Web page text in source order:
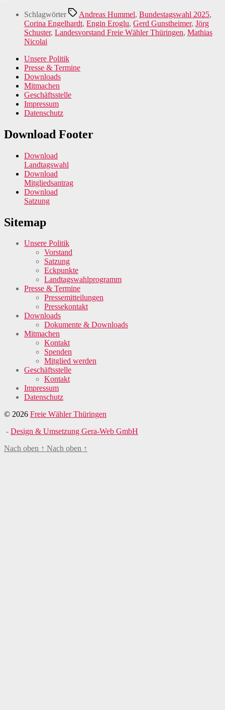
Schlagwörter Andreas Hummel, Bundestagswahl 2025,
Corina Engelhardt, Engin Eroglu, Gerd Gunstheimer, Jörg
Schuster, Landesvorstand Freie Wähler Thüringen, Mathias
Nicolai
Unsere Politik
Presse & Termine
Downloads
Mitmachen
Geschäftsstelle
Impressum
Datenschutz
Download Footer
Download
Landtagswahl
Download
Mitgliedsantrag
Download
Satzung
Sitemap
Unsere Politik
Vorstand
Satzung
Eckpunkte
Landtagswahlprogramm
Presse & Termine
Pressemitteilungen
Pressekontakt
Downloads
Dokumente & Downloads
Mitmachen
Kontakt
Spenden
Mitglied werden
Geschäftsstelle
Kontakt
Impressum
Datenschutz
© 2026 Freie Wähler Thüringen
- Design & Umsetzung Gera-Web GmbH
Nach oben ↑ Nach oben ↑